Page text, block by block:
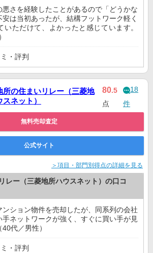
悪さを経験したことがあるので「どうかな
安は当初あったが、結構フットワーク軽く
いただけて、よかったと感じています。
・評判
所の住まいリレー（三菱地
ネット）
80.5
点
18
件
無料売却査定
公式サイト
＞項目・部門別得点の詳細を見る
レー（三菱地所ハウスネット）の口コ
ンション物件を売却したが、同系列の会社
手ネットワークが強く、すぐに買い手が見
代／男性）
・評判